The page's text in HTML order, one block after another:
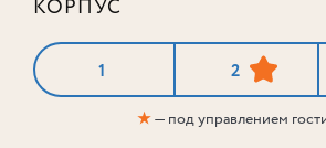
КОРПУС
1 2
★— под управлением